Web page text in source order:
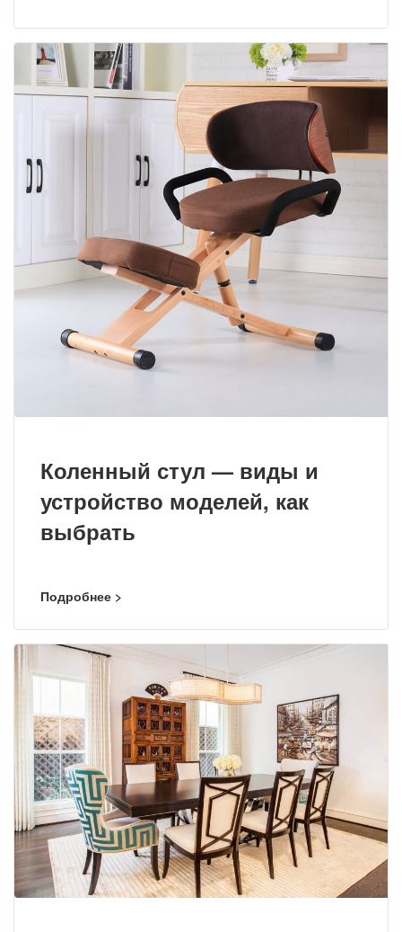
Коленный стул — виды и
устройство моделей, как
выбрать
Подробнее >